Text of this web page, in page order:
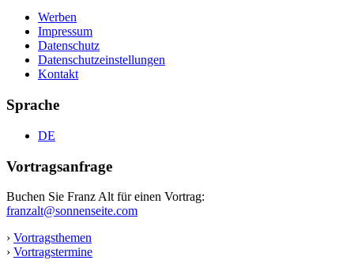
Werben
Impressum
Datenschutz
Datenschutzeinstellungen
Kontakt
Sprache
DE
Vortragsanfrage
Buchen Sie Franz Alt für einen Vortrag:
franzalt@sonnenseite.com
› Vortragsthemen
› Vortragstermine